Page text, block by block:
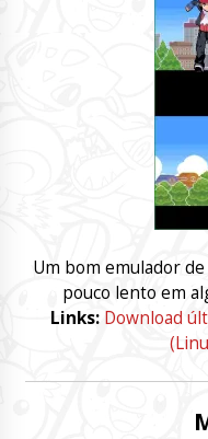
Um bom emulador
pouco lento em
Links: Download